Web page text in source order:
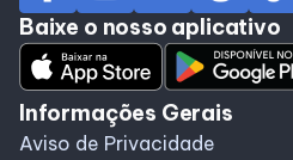
Baixe o nosso aplicativo
Informações Gerais
Aviso de Privacidade